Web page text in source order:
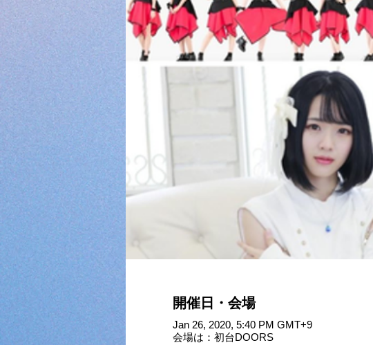
開催日・会場
Jan 26, 2020, 5:40 PM GMT+9
会場は：初台DOORS